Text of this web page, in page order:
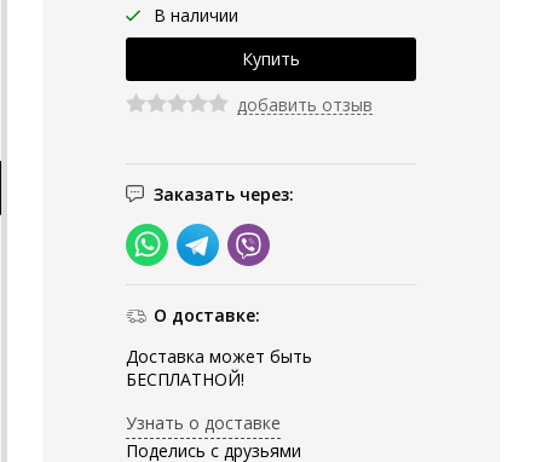
В наличии
добавить отзыв
Заказать через:
О доставке:
Доставка может быть
БЕСПЛАТНОЙ!
Узнать о доставке
Поделись с друзьями